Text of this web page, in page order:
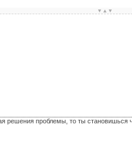
▼▲▼
решения проблемы, то ты становишься